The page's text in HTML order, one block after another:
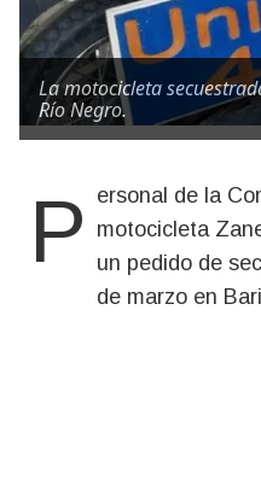
La motocicleta
Río Negro.
Personal de la Comisaría 42 recuperó una
motocicleta
un pedido de
de marzo en